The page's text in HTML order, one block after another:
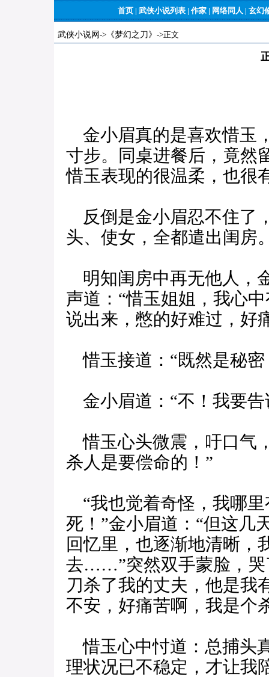
首页 | 武侠小说列表 | 作家 | 网络同人 | 玄幻
武侠小说网 -> 《梦幻之刀》 ->正文
金小眉真的是喜欢惜玉
寸步。同桌进餐后，竟然
惜玉表现的很温柔，也很
反倒是金小眉忍不住了
头、使女，全都遣出闺房
明知闺房中再无他人，
声道：“惜玉姐姐，我心
说出来，憋的好难过，
惜玉接道：“既然是秘密
金小眉道：“不！我要告
惜玉心头微震，吁口气
杀人是要偿命的！”
“我也觉着奇怪，我哪
死！”金小眉道：“但这几
回忆里，也逐渐地清晰，
去……”突然双手蒙脸，哭
刀杀了我的丈夫，他是我
不安，好痛苦啊，我是个
惜玉心中忖道：总捕头
理状况已不稳定，才让我